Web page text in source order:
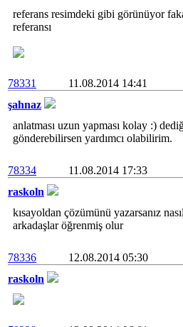
referans resimdeki gibi görünüyor
referansı
78331
11.08.2014 14:41
şahnaz
anlatması uzun yapması kolay :)
gönderebilirsen yardımcı olabilirim.
78334
11.08.2014 17:33
raskoln
kısayoldan çözümünü yazarsanız
arkadaşlar öğrenmiş olur
78336
12.08.2014 05:30
raskoln